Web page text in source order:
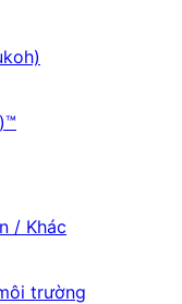
/ Khác
trường